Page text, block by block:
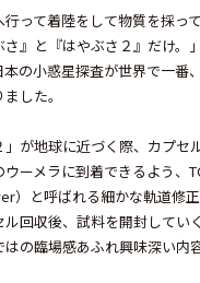
行って着陸をして物質を採っ
』と『はやぶさ２』だけ。
の小惑星探査が世界で一番
した。
」が地球に近づく際、カプセ
ーメラに到着できるよう、
）と呼ばれる細かな軌道修
回収後、試料を開封してい
の臨場感あふれ興味深い内容